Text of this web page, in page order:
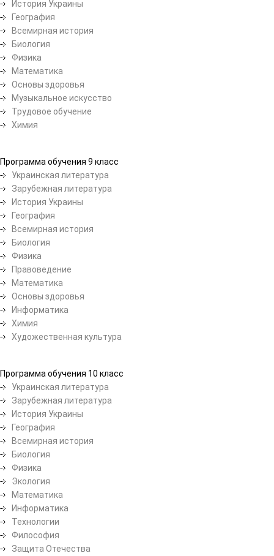
История Украины
География
Всемирная история
Биология
Физика
Математика
Основы здоровья
Музыкальное искусство
Трудовое обучение
Химия
Программа обучения 9 класс
Украинская литература
Зарубежная литература
История Украины
География
Всемирная история
Биология
Физика
Правоведение
Математика
Основы здоровья
Информатика
Химия
Художественная культура
Программа обучения 10 класс
Украинская литература
Зарубежная литература
История Украины
География
Всемирная история
Биология
Физика
Экология
Математика
Информатика
Технологии
Философия
Защита Отечества